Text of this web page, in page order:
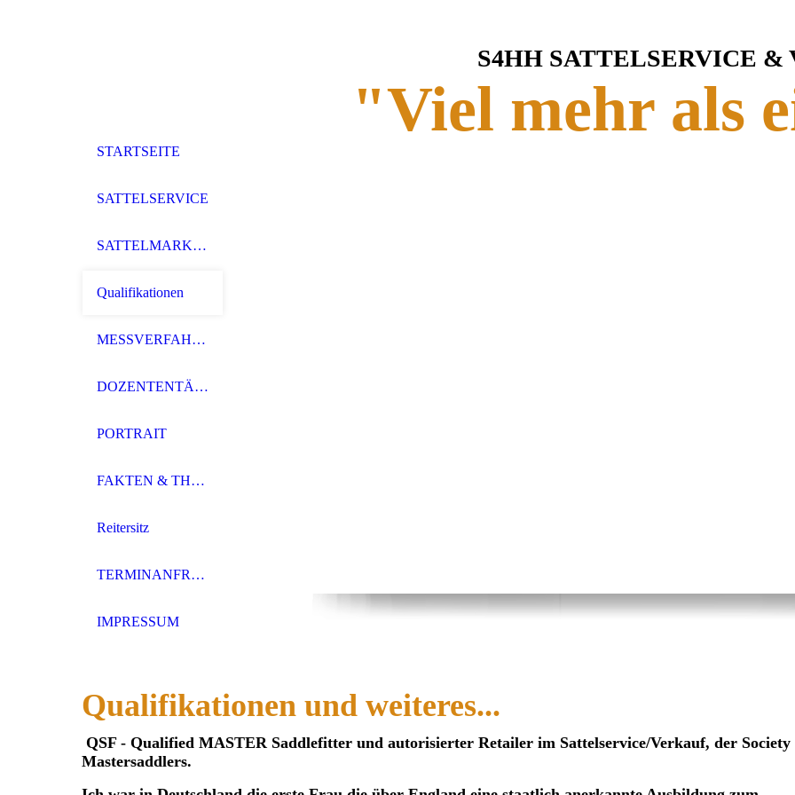
S4HH SATTELSERVICE &
"Viel mehr als
STARTSEITE
SATTELSERVICE
SATTELMARKEN
Qualifikationen
MESSVERFAHREN
DOZENTENTÄTIGKEIT
PORTRAIT
FAKTEN & THEMEN
Reitersitz
TERMINANFRAGE
IMPRESSUM
Qualifikationen und weiteres...
QSF - Qualified MASTER Saddlefitter und autorisierter Retailer im Sattelservice/Verkauf, der Society
Mastersaddlers.